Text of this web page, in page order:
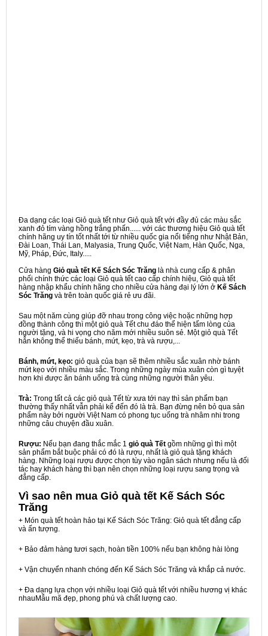
Đa dạng các loại Giỏ quà tết như Giỏ quà tết với đầy đủ các màu sắc
xanh đỏ tím vàng hồng trắng phấn...... với các thương hiệu Giỏ quà tết
chính hãng uy tín tốt nhất tới từ nhiều quốc gia nổi tiếng như Nhật Bản,
Đài Loan, Thái Lan, Malyasia, Trung Quốc, Việt Nam, Hàn Quốc, Nga,
Mỹ, Pháp, Đức, Italy.....
Cửa hàng Giỏ quà tết Kế Sách Sóc Trăng là nhà cung cấp & phân
phối chính thức các loại Giỏ quà tết cao cấp chính hiệu, Giỏ quà tết
hàng nhập khẩu chính hãng cho nhiều cửa hàng đại lý lớn ở Kế Sách
Sóc Trăng và trên toàn quốc giá rẻ ưu đãi.
Sau một năm cùng giúp đỡ nhau trong công việc hoặc những hợp
đồng thành công thì một giỏ quà Tết chu đáo thể hiện tấm lòng của
người tặng, và hi vọng cho năm mới nhiều suôn sẻ. Một giỏ quà Tết
hẳn không thể thiếu bánh, mứt, kẹo, trà và rượu,...
Bánh, mứt, kẹo: giỏ quà của bạn sẽ thêm nhiều sắc xuân nhờ bánh
mứt kẹo với nhiều màu sắc. Trong những ngày mùa xuân còn gì tuyệt
hơn khi được ăn bánh uống trà cùng những người thân yêu.
Trà: Trong tất cả các giỏ quà Tết từ xưa tới nay thì sản phẩm bạn
thường thấy nhất vẫn phải kể đến đó là trà. Bạn đừng nên bỏ qua sản
phẩm này bởi người Việt Nam có phong tục uống trà nhâm nhi trong
những câu chuyện đầu xuân.
Rượu: Nếu bạn đang thắc mắc 1 giỏ quà Tết gồm những gì thì một
sản phẩm bắt buộc phải có đó là rượu, nhất là giỏ quà tặng khách
hàng. Những loại rượu được chọn tùy vào ngân sách nhưng nếu là đối
tác hay khách hàng thì bạn nên chọn những loại rượu sang trọng và
đẳng cấp.
Vì sao nên mua Giỏ quà tết Kế Sách Sóc
Trăng
+ Món quà tết hoàn hảo tại Kế Sách Sóc Trăng: Giỏ quà tết đẳng cấp
và ấn tượng.
+ Bảo đảm hàng tươi sạch, hoàn tiền 100% nếu bạn không hài lòng
+ Vận chuyển nhanh chóng đến Kế Sách Sóc Trăng và khắp cả nước.
+ Đa dạng lựa chọn với nhiều loại Giỏ quà tết với nhiều hương vị khác
nhauMẫu mã đẹp, phong phú và chất lượng cao.